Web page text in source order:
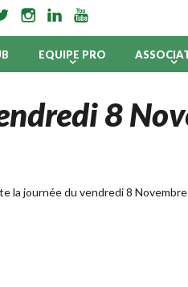
EQUIPE PRO
8
la journée du vendredi 8